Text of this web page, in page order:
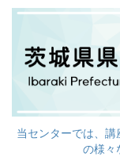
当センターでは、
の様々